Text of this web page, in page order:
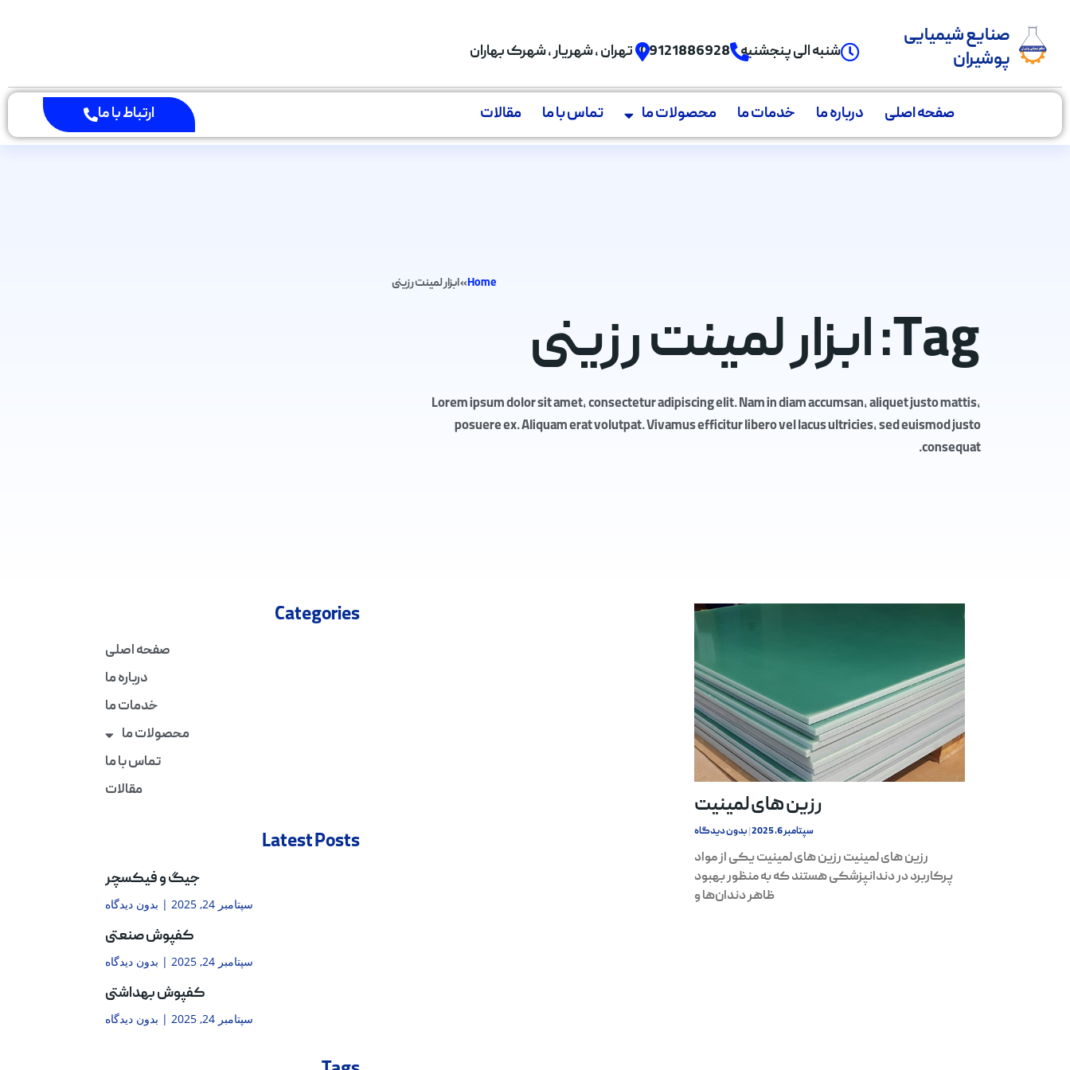
صنایع شیمیایی
پوشیران
شنبه الی پنجشنبه 09121886928 تهران , شهریار , شهرک بهاران
صفحه اصلی درباره ما خدمات ما محصولات ما تماس با ما مقالات ارتباط با ما
Home
»ابزار لمینت رزینی
Tag: ابزار لمینت رزینی
Lorem ipsum dolor sit amet, consectetur adipiscing elit. Nam in diam accumsan, aliquet justo mattis,
posuere ex. Aliquam erat volutpat. Vivamus efficitur libero vel lacus ultricies, sed euismod justo
consequat.
رزین های لمینیت
سپتامبر 6, 2025 بدون دیدگاه
رزین های لمینیت رزین های لمینیت یکی از مواد
پرکاربرد در دندانپزشکی هستند که به منظور بهبود
ظاهر دندان‌ها و
Categories
صفحه اصلی
درباره ما
خدمات ما
محصولات ما
تماس با ما
مقالات
Latest Posts
جیگ و فیکسچر
سپتامبر 24, 2025 بدون دیدگاه
کفپوش صنعتی
سپتامبر 24, 2025 بدون دیدگاه
کفپوش بهداشتی
سپتامبر 24, 2025 بدون دیدگاه